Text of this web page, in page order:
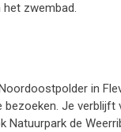
zwembad.
in
bezoeken. Je
Natuurpark de